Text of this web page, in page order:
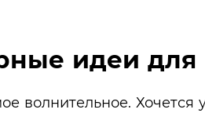
идеи для
волнительное. Хочется